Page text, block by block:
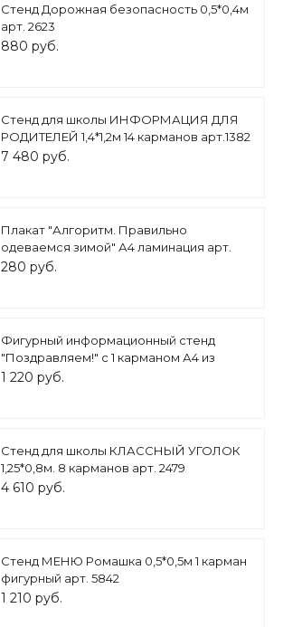
Стенд Дорожная безопасность 0,5*0,4м
арт. 2623
880 руб.
Стенд для школы ИНФОРМАЦИЯ ДЛЯ
РОДИТЕЛЕЙ 1,4*1,2м 14 карманов арт.1382
7 480 руб.
Плакат "Алгоритм. Правильно
одеваемся зимой" А4 ламинация арт.
4707
280 руб.
Фигурный информационный стенд
"Поздравляем!" с 1 карманом А4 из
серии "Тонкие ножки" 0,36*0,57м арт.
1 220 руб.
Стенд для школы КЛАССНЫЙ УГОЛОК
1,25*0,8м. 8 карманов арт. 2479
4 610 руб.
Стенд МЕНЮ Ромашка 0,5*0,5м 1 карман
фигурный арт. 5842
1 210 руб.